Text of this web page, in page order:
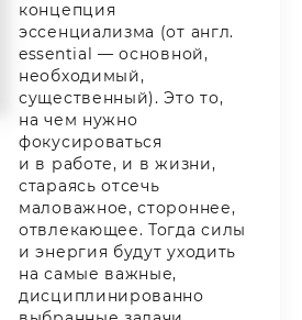
концепция
эссенциализма (от англ.
essential — основной,
необходимый,
существенный). Это то,
на чем нужно
фокусироваться
и в работе, и в жизни,
стараясь отсечь
маловажное, стороннее,
отвлекающее. Тогда силы
и энергия будут уходить
на самые важные,
дисциплинированно